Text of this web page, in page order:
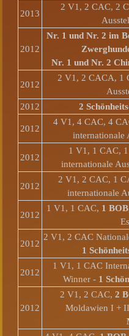
2013
2 V1, 2 CAC, 2
2012
Nr. 1 und Nr. 2 im
Nr. 1 und Nr. 2
2012
2 V1, 2 CACA, 1
2012
2
2012
4 V1, 4 CAC, 4
internationale
2012
1 V1, 1 CAC,
internationale
2012
2 V1, 2 CAC, 1
internationale
2012
1 V1, 1 CAC, 1 BOB
2012
2 V1, 2 CAC
1
2012
1 V1, 1 CAC
Winner - 1
2012
2 V1, 2 CAC,2
Moldawien I + II